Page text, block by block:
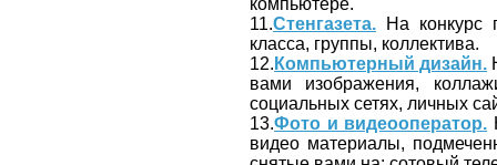
компьютере.
11.Стенгазета. На конкурс
класса, группы, коллектива.
12. Компьютерный дизайн.
вами изображения,
социальных сетях, личных
13.Фото и видеооператор.
видео материалы,